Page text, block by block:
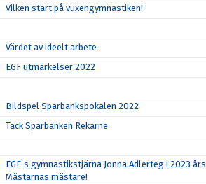
Vilken start på vuxengymnastiken!
Värdet av ideelt arbete
EGF utmärkelser 2022
Bildspel Sparbankspokalen 2022
Tack Sparbanken Rekarne
EGF`s gymnastikstjärna Jonna Adlerteg i 2023 års
Mästarnas mästare!